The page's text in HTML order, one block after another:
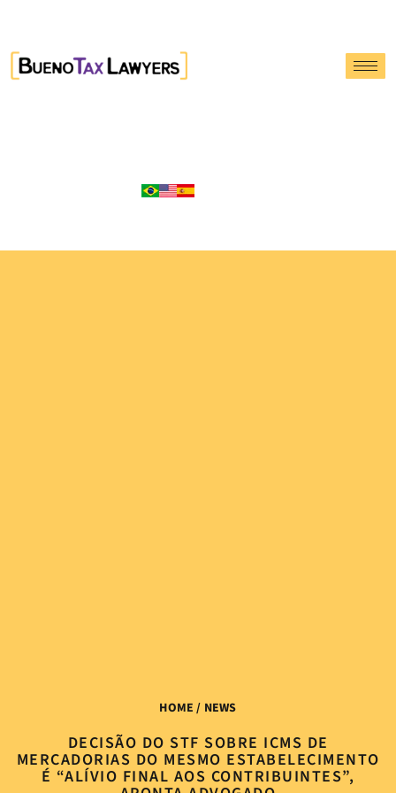
HOME / NEWS
DECISÃO DO STF SOBRE ICMS DE
MERCADORIAS DO MESMO ESTABELECIMENTO
É “ALÍVIO FINAL AOS CONTRIBUINTES”,